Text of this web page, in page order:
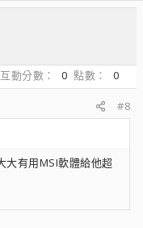
互動分數 0 點數
0
#8
大有用MSI軟體給他超